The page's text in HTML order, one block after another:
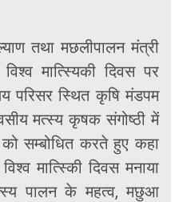
तथा मछलीपालन मंत्री
मात्स्यिकी दिवस पर
परिसर स्थित कृषि मंडपम
मत्स्य कृषक संगोष्ठी में
को सम्बोधित करते हुए कहा
मात्स्किी दिवस मनाया
पालन के महत्व, मछुआ